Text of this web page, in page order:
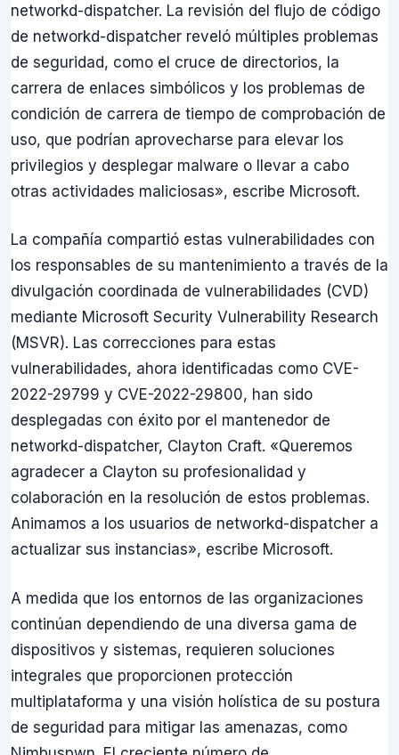
networkd-dispatcher. La revisión del flujo de código
de networkd-dispatcher reveló múltiples problemas
de seguridad, como el cruce de directorios, la
carrera de enlaces simbólicos y los problemas de
condición de carrera de tiempo de comprobación de
uso, que podrían aprovecharse para elevar los
privilegios y desplegar malware o llevar a cabo
otras actividades maliciosas», escribe Microsoft.
La compañía compartió estas vulnerabilidades con
los responsables de su mantenimiento a través de la
divulgación coordinada de vulnerabilidades (CVD)
mediante Microsoft Security Vulnerability Research
(MSVR). Las correcciones para estas
vulnerabilidades, ahora identificadas como CVE-
2022-29799 y CVE-2022-29800, han sido
desplegadas con éxito por el mantenedor de
networkd-dispatcher, Clayton Craft. «Queremos
agradecer a Clayton su profesionalidad y
colaboración en la resolución de estos problemas.
Animamos a los usuarios de networkd-dispatcher a
actualizar sus instancias», escribe Microsoft.
A medida que los entornos de las organizaciones
continúan dependiendo de una diversa gama de
dispositivos y sistemas, requieren soluciones
integrales que proporcionen protección
multiplataforma y una visión holística de su postura
de seguridad para mitigar las amenazas, como